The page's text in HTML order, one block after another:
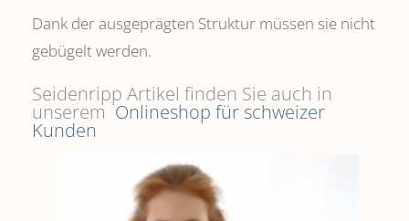
Dank der ausgeprägten Struktur müssen sie nicht
gebügelt werden.
Seidenripp Artikel finden Sie auch in
unserem Onlineshop für schweizer
Kunden